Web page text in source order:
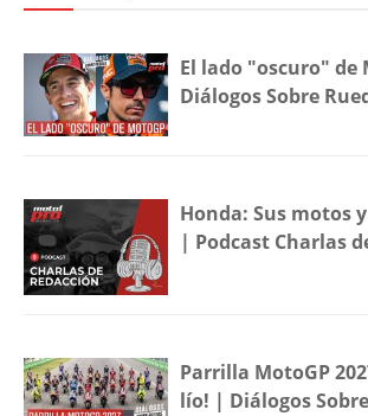
El lado "oscuro" de
Diálogos Sobre
Honda: Sus motos
| Podcast Charlas
Parrilla MotoGP
lío! | Diálogos